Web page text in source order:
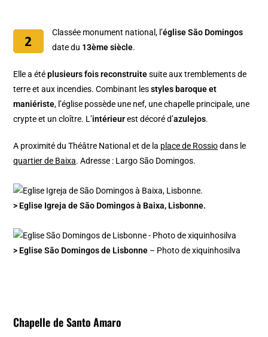
Classée monument national, l’église São Domingos
date du 13ème siècle.
Elle a étéplusieurs fois reconstruitesuite aux tremblements de
terre et aux incendies. Combinant lesstyles baroque et
maniériste, l’église possède une nef, une chapelle principale, une
crypte et un cloître. L’intérieurest décoré d’azulejos.
A proximité du Théâtre National et de la place de Rossiodans le
quartier de Baixa. Adresse : Largo São Domingos.
> Eglise Igreja de São Domingos à Baixa, Lisbonne.
> Eglise São Domingos de Lisbonne – Photo de xiquinhosilva
Chapelle de Santo Amaro